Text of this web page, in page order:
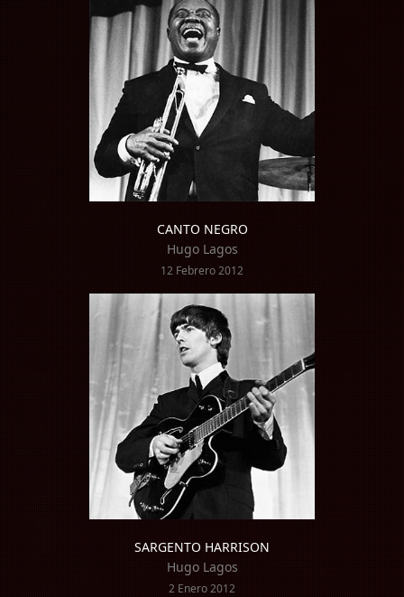
CANTO NEGRO
Hugo Lagos
12 Febrero 2012
SARGENTO HARRISON
Hugo Lagos
2 Enero 2012